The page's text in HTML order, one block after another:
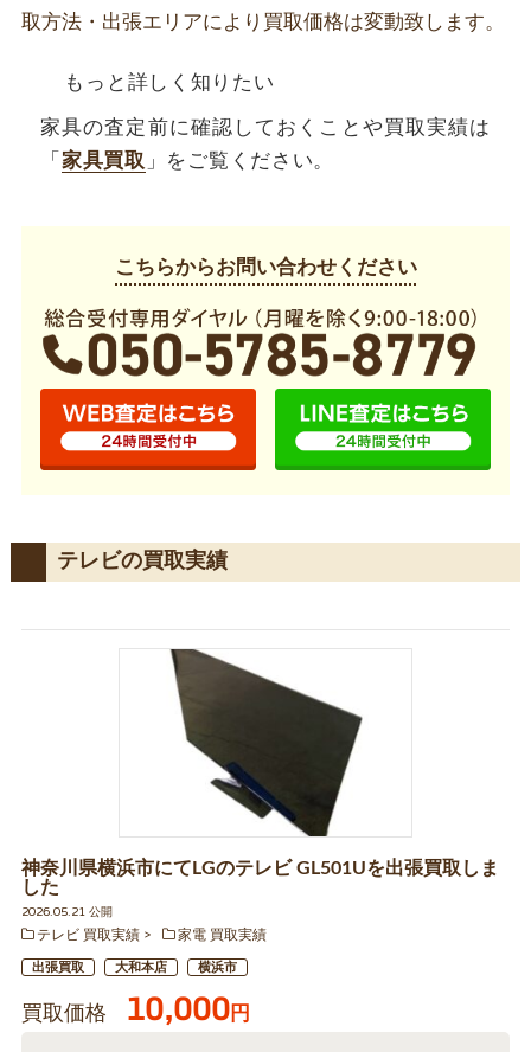
取方法・出張エリアにより買取価格は変動致します。
もっと詳しく知りたい
家具の査定前に確認しておくことや買取実績は
「 家具買取 」をご覧ください。
こちらからお問い合わせください
テレビの買取実績
神奈川県横浜市にてLGのテレビ GL501Uを出張買取しま
した
2026.05.21 公開
テレビ 買取実績
家電 買取実績
出張買取 大和本店 横浜市
買取価格 10,000円